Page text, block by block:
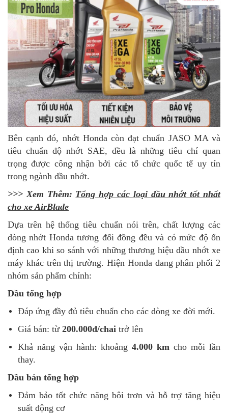
Bên cạnh đó, nhớt Honda còn đạt chuẩn JASO MA và
tiêu chuẩn độ nhớt SAE, đều là những tiêu chí quan
trọng được công nhận bởi các tổ chức quốc tế uy tín
trong ngành dầu nhớt.
>>> Xem Thêm: Tổng hợp các loại dầu nhớt tốt nhất
cho xe AirBlade
Dựa trên hệ thống tiêu chuẩn nói trên, chất lượng các
dòng nhớt Honda tương đối đồng đều và có mức độ ổn
định cao khi so sánh với những thương hiệu dầu nhớt xe
máy khác trên thị trường. Hiện Honda đang phân phối 2
nhóm sản phẩm chính:
Dầu tổng hợp
Đáp ứng đầy đủ tiêu chuẩn cho các dòng xe đời mới.
Giá bán: từ 200.000đ/chai trở lên
Khả năng vận hành: khoảng 4.000 km cho mỗi lần
thay.
Dầu bán tổng hợp
Đảm bảo tốt chức năng bôi trơn và hỗ trợ tăng hiệu
suất động cơ